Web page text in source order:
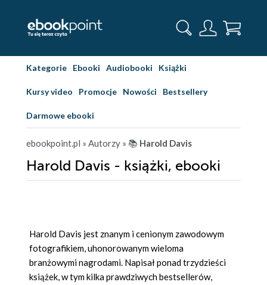
Kategorie Ebooki Audiobooki Książki
Kursy video Promocje Nowości Bestsellery
Darmowe ebooki
ebookpoint.pl » Autorzy » 📚 Harold Davis
Harold Davis - książki, ebooki
Harold Davis jest znanym i cenionym zawodowym
fotografikiem, uhonorowanym wieloma
branżowymi nagrodami. Napisał ponad trzydzieści
książek, w tym kilka prawdziwych bestsellerów,